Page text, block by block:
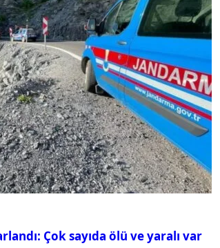
Çok sayıda ölü ve yaralı var